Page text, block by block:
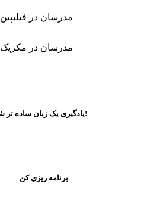
مدرسان در فیلیپین
مدرسان در مکزیک
یادگیری یک زبان ساده تر شد - امروز شروع کنید!
برنامه ریزی کن